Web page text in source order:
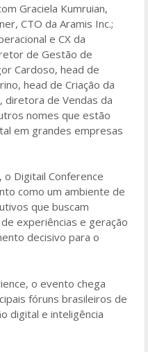
Graciela Kumruian,
CTO da Aramis Inc.;
e CX da
de Gestão de
Cardoso, head de
head de Criação da
diretora de Vendas da
nomes que estão
em grandes empresas
Digitail Conference
como um ambiente de
que buscam
experiências e geração
decisivo para o
o evento chega
fóruns brasileiros de
digital e inteligência